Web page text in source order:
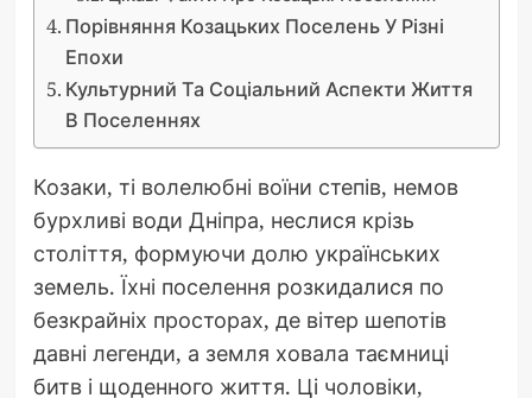
Порівняння Козацьких Поселень У Різні
Епохи
Культурний Та Соціальний Аспекти Життя
В Поселеннях
Козаки, ті волелюбні воїни степів, немов
бурхливі води Дніпра, неслися крізь
століття, формуючи долю українських
земель. Їхні поселення розкидалися по
безкрайніх просторах, де вітер шепотів
давні легенди, а земля ховала таємниці
битв і щоденного життя. Ці чоловіки,